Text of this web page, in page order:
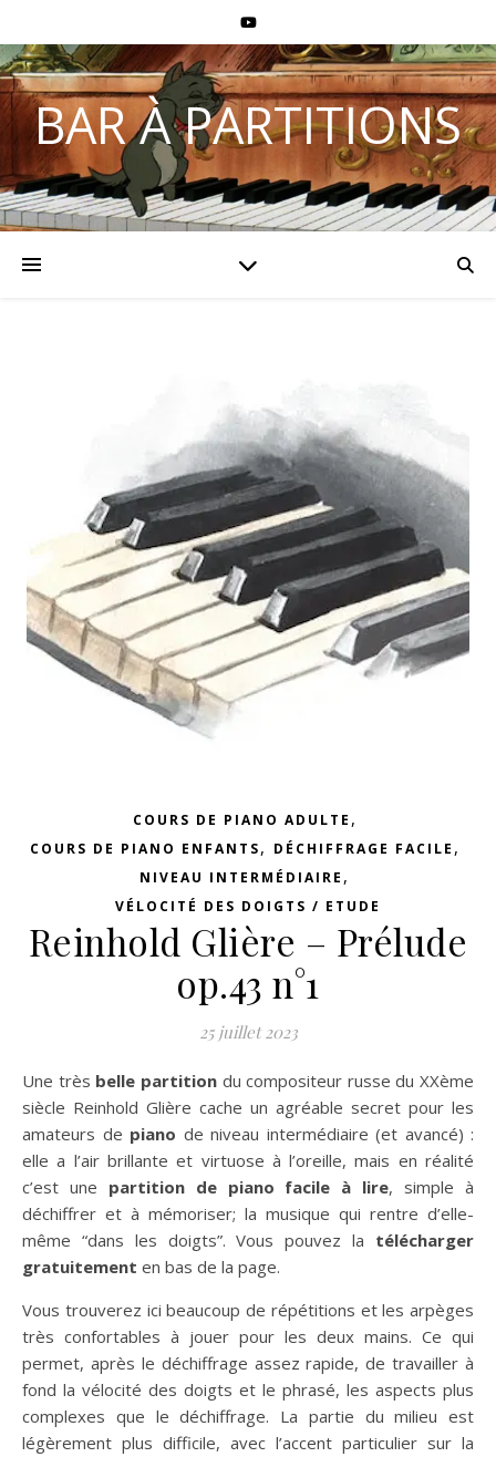
BAR À PARTITIONS
COURS DE PIANO ADULTE ,
COURS DE PIANO ENFANTS, DÉCHIFFRAGE FACILE ,
NIVEAU INTERMÉDIAIRE ,
VÉLOCITÉ DES DOIGTS / ETUDE
Reinhold Glière – Prélude
op.43 n°1
25 juillet 2023
Une très belle partitiondu compositeur russe du XXème
siècle Reinhold Glière cache un agréable secret pour les
amateurs de piano de niveau intermédiaire (et avancé) :
elle a l’air brillante et virtuose à l’oreille, mais en réalité
c’est une partition de piano facile à lire, simple à
déchiffrer et à mémoriser; la musique qui rentre d’elle-
même “dans les doigts”. Vous pouvez la télécharger
gratuitement en bas de la page.
Vous trouverez ici beaucoup de répétitions et les arpèges
très confortables à jouer pour les deux mains. Ce qui
permet, après le déchiffrage assez rapide, de travailler à
fond la vélocité des doigts et le phrasé, les aspects plus
complexes que le déchiffrage. La partie du milieu est
légèrement plus difficile, avec l’accent particulier sur la